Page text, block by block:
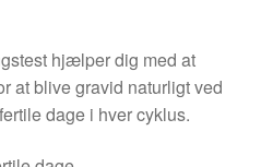
hjælper dig med at
at blive gravid naturligt ved
dage i hver cyklus.